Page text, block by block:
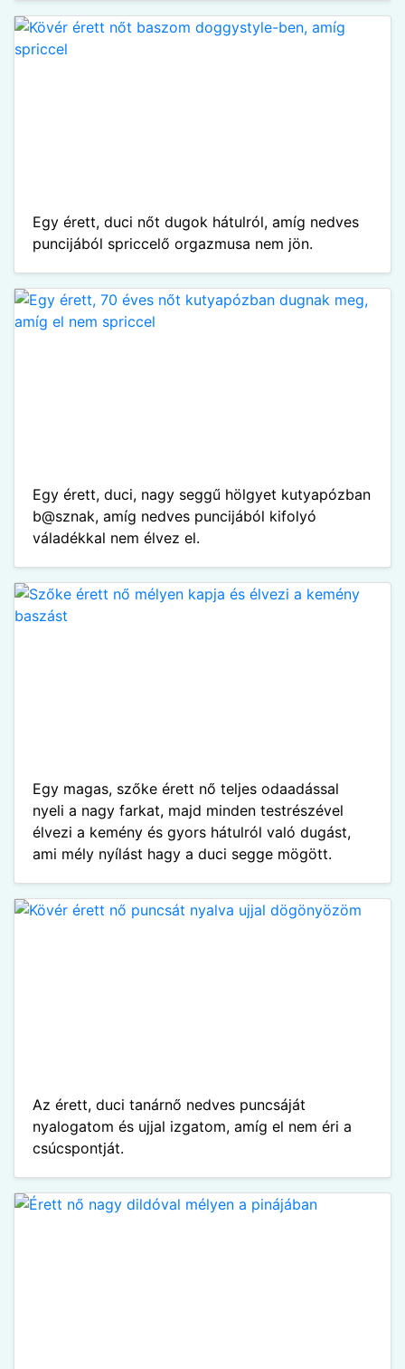
Egy érett, duci nőt dugok hátulról, amíg nedves
puncijából spriccelő orgazmusa nem jön.
Egy érett, duci, nagy seggű hölgyet kutyapózban
b@sznak, amíg nedves puncijából kifolyó
váladékkal nem élvez el.
Egy magas, szőke érett nő teljes odaadással
nyeli a nagy farkat, majd minden testrészével
élvezi a kemény és gyors hátulról való dugást,
ami mély nyílást hagy a duci segge mögött.
Az érett, duci tanárnő nedves puncsáját
nyalogatom és ujjal izgatom, amíg el nem éri a
csúcspontját.